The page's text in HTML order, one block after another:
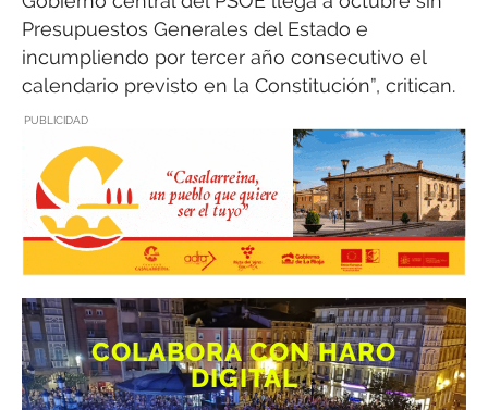
Presupuestos Generales del Estado e
incumpliendo por tercer año consecutivo el
calendario previsto en la Constitución”, critican.
PUBLICIDAD
COLABORA CON HARO
DIGITAL